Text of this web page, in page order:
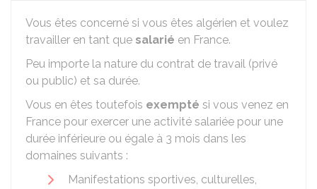
Vous êtes concerné si vous êtes algérien et voulez
travailler en tant que salarié en France.
Peu importe la nature du contrat de travail (privé
ou public) et sa durée.
Vous en êtes toutefois exempté si vous venez en
France pour exercer une activité salariée pour une
durée inférieure ou égale à 3 mois dans les
domaines suivants :
Manifestations sportives, culturelles,